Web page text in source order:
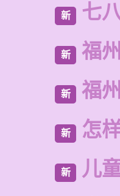
新 七
新 福
新 福
新 怎
新 儿